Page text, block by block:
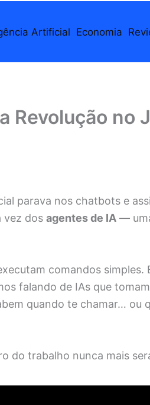
Artificial Economia
Revolução no
parava nos chatbots e
vez dos agentes de IA —
comandos simples.
falando de IAs que
quando te chamar… ou
do trabalho nunca mais